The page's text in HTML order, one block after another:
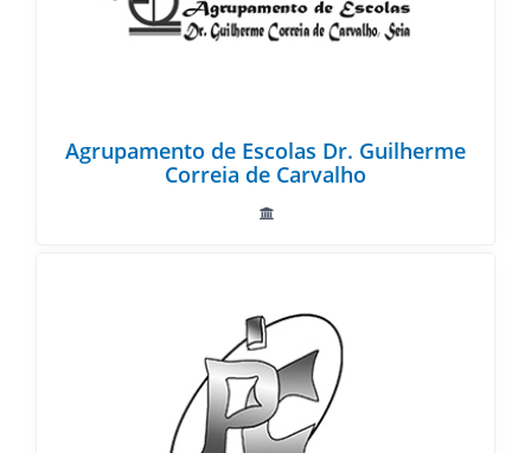
Agrupamento de Escolas Dr. Guilherme
Correia de Carvalho